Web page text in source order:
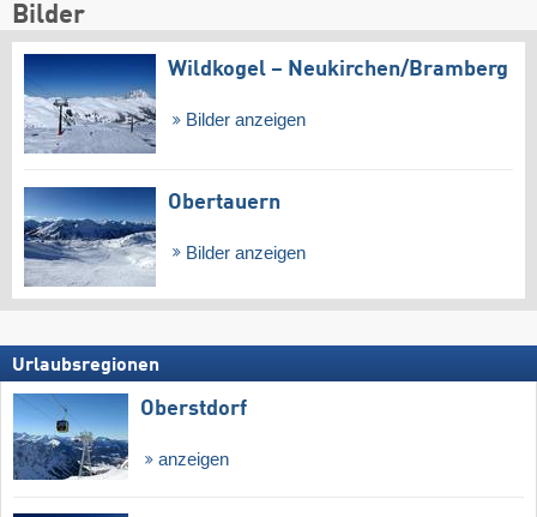
Bilder
Wildkogel – Neukirchen/​Bramberg
Bilder anzeigen
Obertauern
Bilder anzeigen
Urlaubsregionen
Oberstdorf
anzeigen